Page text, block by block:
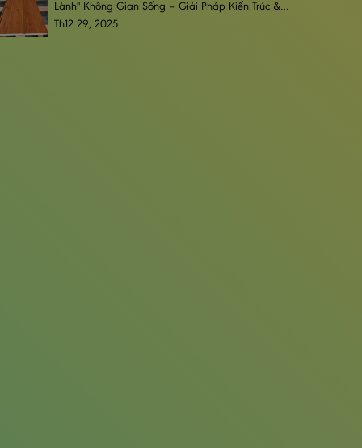
Lành" Không Gian Sống – Giải Pháp Kiến Trúc &
Phong Cách Sống Đương Đại
Th12 29, 2025